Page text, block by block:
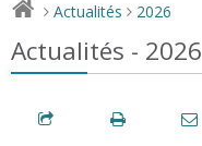
> Actualités > 2026
Actualités - 2026